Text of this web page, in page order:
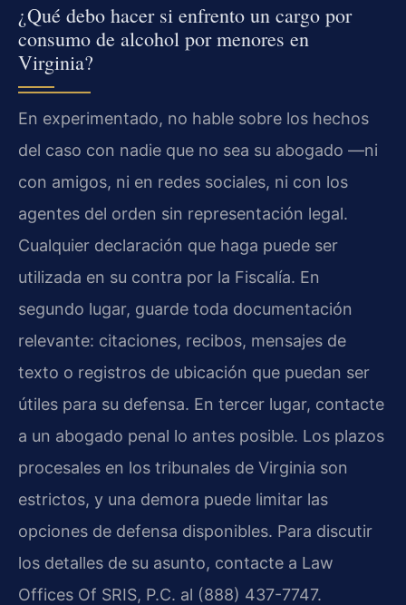
¿Qué debo hacer si enfrento un cargo por
consumo de alcohol por menores en
Virginia?
En experimentado, no hable sobre los hechos
del caso con nadie que no sea su abogado —ni
con amigos, ni en redes sociales, ni con los
agentes del orden sin representación legal.
Cualquier declaración que haga puede ser
utilizada en su contra por la Fiscalía. En
segundo lugar, guarde toda documentación
relevante: citaciones, recibos, mensajes de
texto o registros de ubicación que puedan ser
útiles para su defensa. En tercer lugar, contacte
a un abogado penal lo antes posible. Los plazos
procesales en los tribunales de Virginia son
estrictos, y una demora puede limitar las
opciones de defensa disponibles. Para discutir
los detalles de su asunto, contacte a Law
Offices Of SRIS, P.C. al (888) 437-7747.